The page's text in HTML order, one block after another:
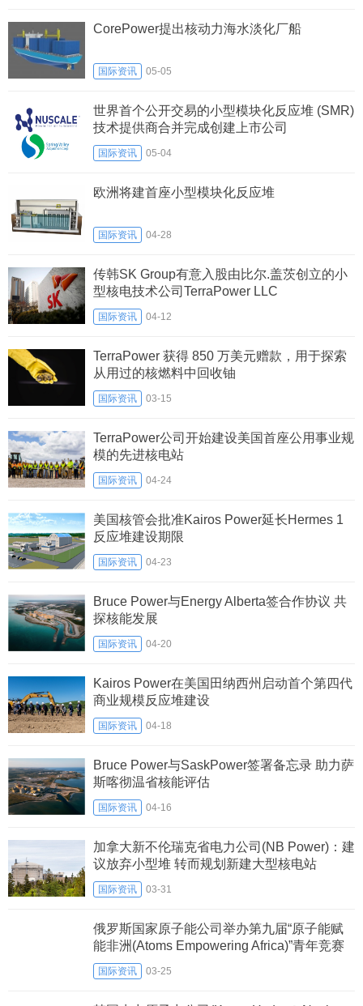
CorePower提出核动力海水淡化厂船
国际资讯 05-05
​世界首个公开交易的小型模块化反应堆 (SMR)
技术提供商合并完成创建上市公司
国际资讯 05-04
欧洲将建首座小型模块化反应堆
国际资讯 04-28
传韩SK Group有意入股由比尔.盖茨创立的小
型核电技术公司TerraPower LLC
国际资讯 04-12
TerraPower 获得 850 万美元赠款，用于探索
从用过的核燃料中回收铀
国际资讯 03-15
TerraPower公司开始建设美国首座公用事业规
模的先进核电站
国际资讯 04-24
美国核管会批准Kairos Power延长Hermes 1
反应堆建设期限
国际资讯 04-23
Bruce Power与Energy Alberta签合作协议 共
探核能发展
国际资讯 04-20
Kairos Power在美国田纳西州启动首个第四代
商业规模反应堆建设
国际资讯 04-18
Bruce Power与SaskPower签署备忘录 助力萨
斯喀彻温省核能评估
国际资讯 04-16
加拿大新不伦瑞克省电力公司(NB Power)：建
议放弃小型堆 转而规划新建大型核电站
国际资讯 03-31
俄罗斯国家原子能公司举办第九届“原子能赋
能非洲(Atoms Empowering Africa)”青年竞赛
国际资讯 03-25